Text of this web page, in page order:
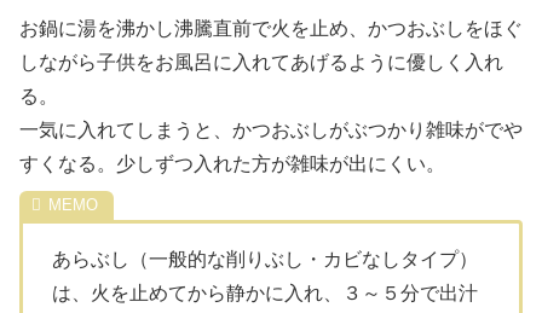
お鍋に湯を沸かし沸騰直前で火を止め、かつおぶしをほぐ
しながら子供をお風呂に入れてあげるように優しく入れ
る。
一気に入れてしまうと、かつおぶしがぶつかり雑味がでや
すくなる。少しずつ入れた方が雑味が出にくい。
あらぶし（一般的な削りぶし・カビなしタイプ）
は、火を止めてから静かに入れ、３～５分で出汁